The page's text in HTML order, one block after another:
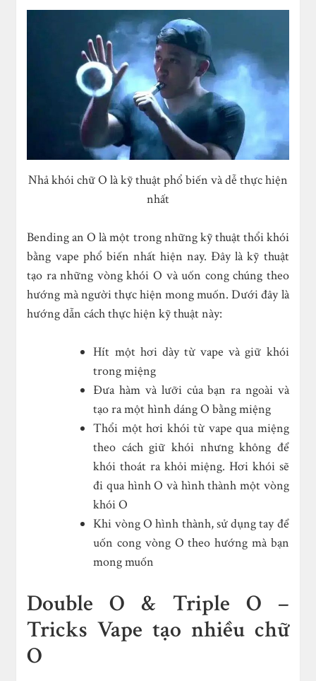
Nhả khói chữ O là kỹ thuật phổ biến và dễ thực hiện
nhất
Bending an O là một trong những kỹ thuật thổi khói
bằng vape phổ biến nhất hiện nay. Đây là kỹ thuật
tạo ra những vòng khói O và uốn cong chúng theo
hướng mà người thực hiện mong muốn. Dưới đây là
hướng dẫn cách thực hiện kỹ thuật này:
Hít một hơi dày từ vape và giữ khói
trong miệng
Đưa hàm và lưỡi của bạn ra ngoài và
tạo ra một hình dáng O bằng miệng
Thổi một hơi khói từ vape qua miệng
theo cách giữ khói nhưng không để
khói thoát ra khỏi miệng. Hơi khói sẽ
đi qua hình O và hình thành một vòng
khói O
Khi vòng O hình thành, sử dụng tay để
uốn cong vòng O theo hướng mà bạn
mong muốn
Double O & Triple O –
Tricks Vape tạo nhiều chữ
O